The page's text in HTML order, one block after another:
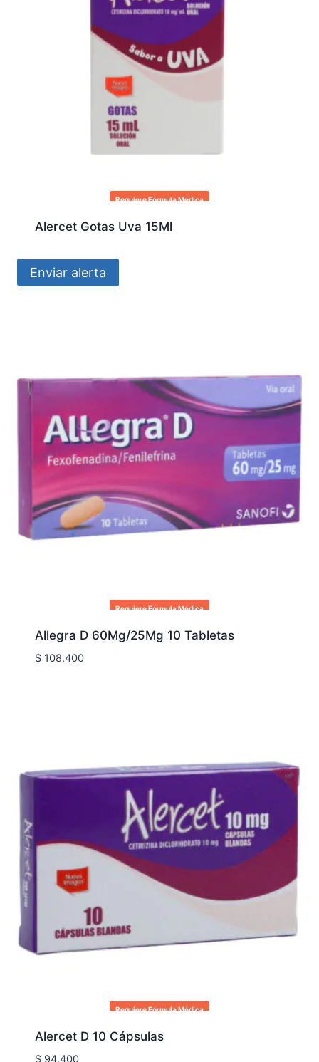
Requiere Fórmula Médica
Alercet Gotas Uva 15Ml
Enviar alerta
Requiere Fórmula Médica
Allegra D 60Mg/25Mg 10 Tabletas
$108.400
Requiere Fórmula Médica
Alercet D 10 Cápsulas
$94.400